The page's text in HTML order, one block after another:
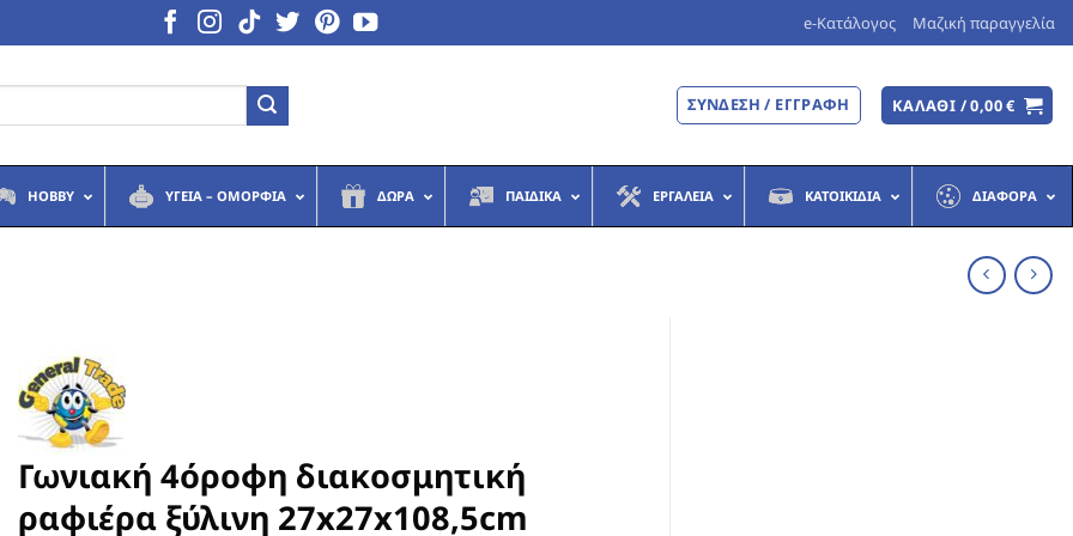
e-Κατάλογος Μαζική παραγγελία
ΣΎΝΔΕΣΗ / ΕΓΓΡΑΦΉ ΚΑΛΆΘΙ /0,00€
HOBBY ΥΓΕΙΆ – ΟΜΟΡΦΙΆ ΔΏΡΑ ΠΑΙΔΙΚΆ ΕΡΓΑΛΕΊΑ ΚΑΤΟΙΚΊΔΙΑ ΔΙΆΦΟΡΑ
Γωνιακή 4όροφη διακοσμητική
ραφιέρα ξύλινη 27x27x108,5cm